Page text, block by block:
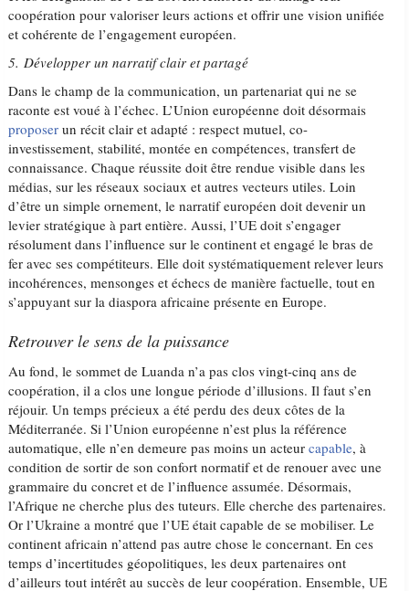
coopération pour valoriser leurs actions et offrir une vision unifiée
et cohérente de l’engagement européen.
5. Développer un narratif clair et partagé
Dans le champ de la communication, un partenariat qui ne se
raconte est voué à l’échec. L’Union européenne doit désormais
proposer un récit clair et adapté : respect mutuel, co-
investissement, stabilité, montée en compétences, transfert de
connaissance. Chaque réussite doit être rendue visible dans les
médias, sur les réseaux sociaux et autres vecteurs utiles. Loin
d’être un simple ornement, le narratif européen doit devenir un
levier stratégique à part entière. Aussi, l’UE doit s’engager
résolument dans l’influence sur le continent et engagé le bras de
fer avec ses compétiteurs. Elle doit systématiquement relever leurs
incohérences, mensonges et échecs de manière factuelle, tout en
s’appuyant sur la diaspora africaine présente en Europe.
Retrouver le sens de la puissance
Au fond, le sommet de Luanda n’a pas clos vingt-cinq ans de
coopération, il a clos une longue période d’illusions. Il faut s’en
réjouir. Un temps précieux a été perdu des deux côtes de la
Méditerranée. Si l’Union européenne n’est plus la référence
automatique, elle n’en demeure pas moins un acteurcapable, à
condition de sortir de son confort normatif et de renouer avec une
grammaire du concret et de l’influence assumée. Désormais,
l’Afrique ne cherche plus des tuteurs. Elle cherche des partenaires.
Or l’Ukraine a montré que l’UE était capable de se mobiliser. Le
continent africain n’attend pas autre chose le concernant. En ces
temps d’incertitudes géopolitiques, les deux partenaires ont
d’ailleurs tout intérêt au succès de leur coopération. Ensemble, UE